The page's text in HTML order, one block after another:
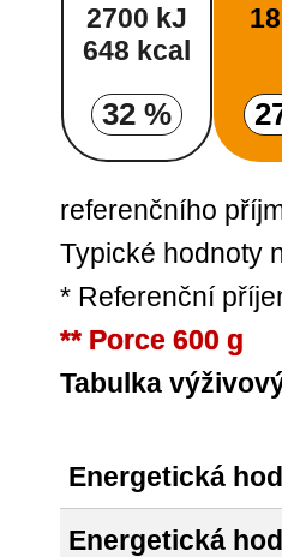
2700 kJ
648 kcal
32 %
referenčního
Typické hodnoty
* Referenční
** Porce 600 g
Tabulka
Energetická
Energetická